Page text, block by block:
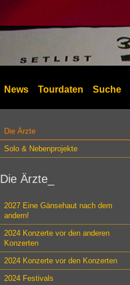
News Tourdaten Suche
Die Ärzte
Solo & Nebenprojekte
Die Ärzte_
2027 Eine Gänsehaut nach dem
andern!
2024 Konzerte vor den anderen
Konzerten
2024 Konzerte vor den Konzerten
2024 Festivals